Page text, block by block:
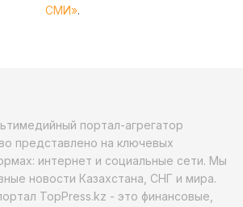
СМИ».
портал-агрегатор
представлено на ключевых
интернет и социальные сети. Мы
новости Казахстана, СНГ и мира.
TopPress.kz - это финансовые,